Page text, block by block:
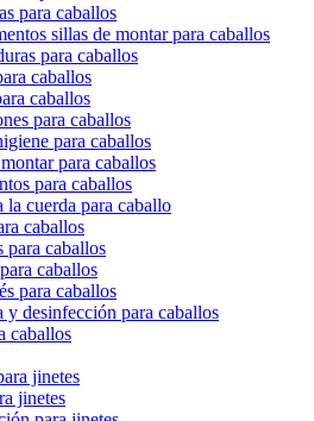
para caballos
sillas de montar para caballos
para caballos
caballos
caballos
para caballos
para caballos
para caballos
para caballos
la cuerda para caballo
caballos
para caballos
caballos
para caballos
y desinfección para caballos
caballos
jinetes
jinetes